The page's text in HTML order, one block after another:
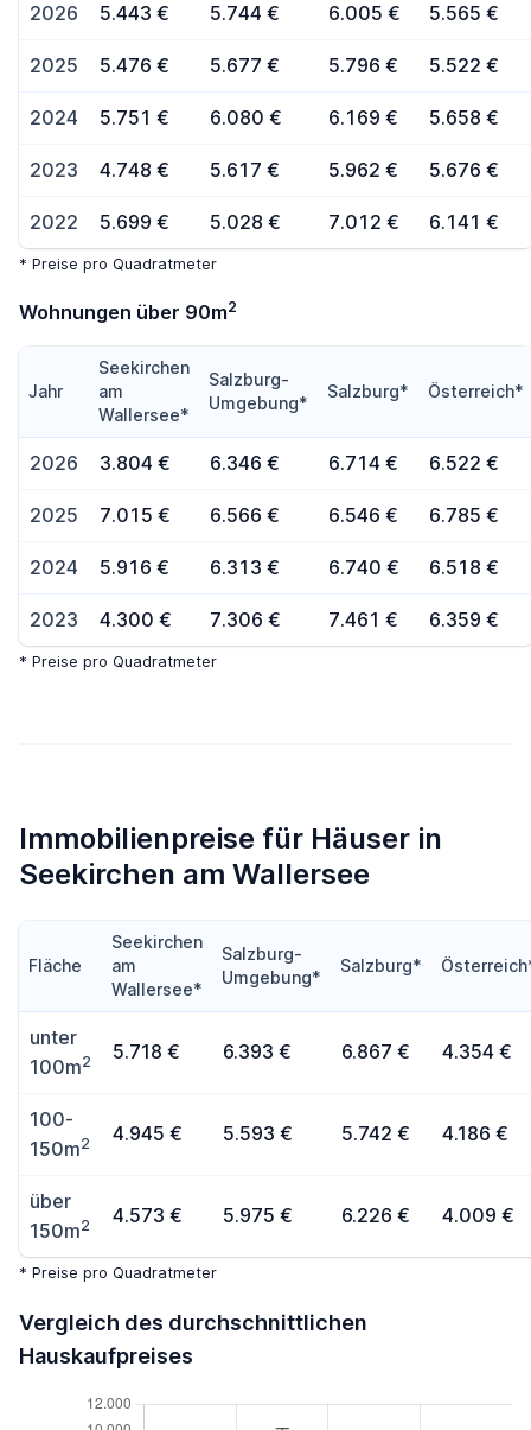
2026 5.443 € 5.744 € 6.005 € 5.565 €
2025 5.476 € 5.677 € 5.796 € 5.522 €
2024 5.751 € 6.080 € 6.169 € 5.658 €
2023 4.748 € 5.617 € 5.962 € 5.676 €
2022 5.699 € 5.028 € 7.012 € 6.141 €
* Preise pro Quadratmeter
Wohnungen über 90m2
Jahr
Seekirchen
am
Wallersee*
Salzburg-
Umgebung*
Salzburg* Österreich*
2026 3.804 € 6.346 € 6.714 € 6.522 €
2025 7.015 € 6.566 € 6.546 € 6.785 €
2024 5.916 € 6.313 € 6.740 € 6.518 €
2023 4.300 € 7.306 € 7.461 € 6.359 €
* Preise pro Quadratmeter
Immobilienpreise für Häuser in
Seekirchen am Wallersee
Fläche
Seekirchen
am
Wallersee*
Salzburg-
Umgebung*
Salzburg*
unter
100m2 5.718 € 6.393 € 6.867 € 4.354 €
100-
150m2 4.945 € 5.593 € 5.742 € 4.186 €
über
150m2 4.573 € 5.975 € 6.226 € 4.009 €
* Preise pro Quadratmeter
Vergleich des durchschnittlichen
Hauskaufpreises